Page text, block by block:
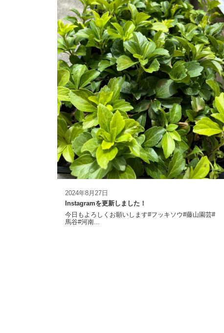
2024年8月27日
Instagramを更新しました！
今日もよろしくお願いします#フッキソウ#藤山園芸#
馬谷#河南...